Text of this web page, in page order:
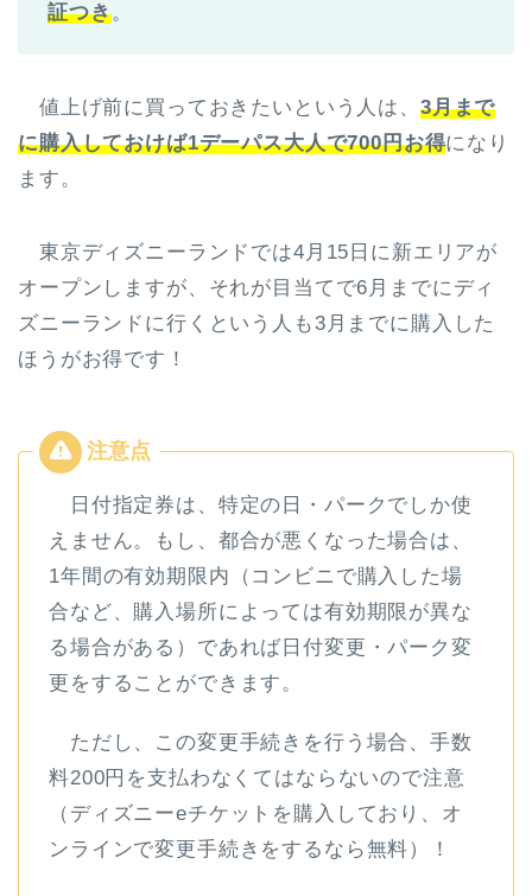
証つき。
値上げ前に買っておきたいという人は、 3月まで
に購入しておけば1デーパス大人で700円お得になり
ます。
東京ディズニーランドでは4月15日に新エリアが
オープンしますが、それが目当てで6月までにディ
ズニーランドに行くという人も3月までに購入した
ほうがお得です！
日付指定券は、特定の日・パークでしか使
えません。もし、都合が悪くなった場合は、
1年間の有効期限内（コンビニで購入した場
合など、購入場所によっては有効期限が異な
る場合がある）であれば日付変更・パーク変
更をすることができます。
ただし、この変更手続きを行う場合、手数
料200円を支払わなくてはならないので注意
（ディズニーeチケットを購入しており、オ
ンラインで変更手続きをするなら無料）！